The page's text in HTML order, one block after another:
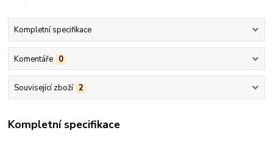
Kompletní specifikace
Komentáře 0
Související zboží 2
Kompletní specifikace